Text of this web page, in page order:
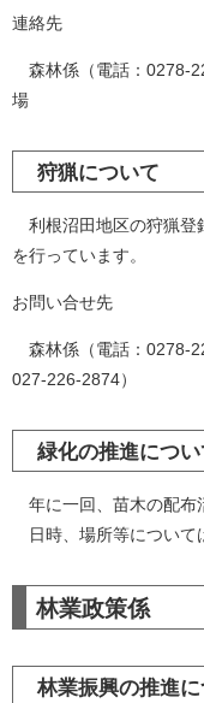
連絡先
森林係（電話：0278-
場
狩猟について
利根沼田地区の狩猟登
を行っています。
お問い合せ先
森林係（電話：0278-
027-226-2874）
緑化の推進につい
年に一回、苗木の配布
日時、場所等について
林業政策係
林業振興の推進